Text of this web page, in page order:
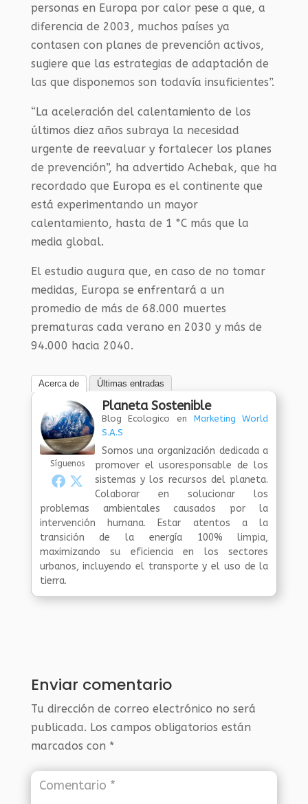
personas en Europa por calor pese a que, a
diferencia de 2003, muchos países ya
contasen con planes de prevención activos,
sugiere que las estrategias de adaptación de
las que disponemos son todavía insuficientes”.
“La aceleración del calentamiento de los
últimos diez años subraya la necesidad
urgente de reevaluar y fortalecer los planes
de prevención”, ha advertido Achebak, que ha
recordado que Europa es el continente que
está experimentando un mayor
calentamiento, hasta de 1 °C más que la
media global.
El estudio augura que, en caso de no tomar
medidas, Europa se enfrentará a un
promedio de más de 68.000 muertes
prematuras cada verano en 2030 y más de
94.000 hacia 2040.
Acerca de Últimas entradas
Síguenos
Planeta Sostenible
Blog Ecologico en Marketing World
S.A.S
Somos una organización dedicada a
promover el usoresponsable de los
sistemas y los recursos del planeta.
Colaborar en solucionar los
problemas ambientales causados por la
intervención humana. Estar atentos a la
transición de la energía 100% limpia,
maximizando su eficiencia en los sectores
urbanos, incluyendo el transporte y el uso de la
tierra.
Enviar comentario
Tu dirección de correo electrónico no será
publicada. Los campos obligatorios están
marcados con *